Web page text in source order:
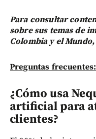
Para consultar
sobre sus temas de
Colombia y el
Preguntas frecuentes:
¿Cómo usa
artificial para
clientes?